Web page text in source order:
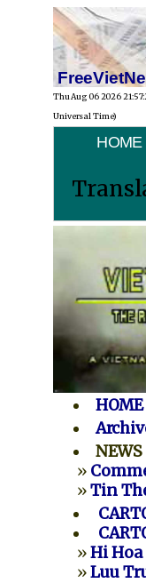
Thu Aug 06 2026
Universal Time)
HOME
HOME
NEWS
»
»Tin
»Hi Hoa
»Luu